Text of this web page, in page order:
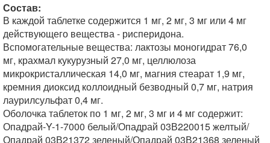
Состав:
В каждой таблетке содержится 1 мг, 2 мг, 3 мг или 4 мг
действующего вещества - рисперидона.
Вспомогательные вещества: лактозы моногидрат 76,0
мг, крахмал кукурузный 27,0 мг, целлюлоза
микрокристаллическая 14,0 мг, магния стеарат 1,9 мг,
кремния диоксид коллоидный безводный 0,7 мг, натрия
лаурилсульфат 0,4 мг.
Оболочка таблеток по 1 мг, 2 мг, 3 мг и 4 мг содержит:
Опадрай-Y-1-7000 белый/Опадрай 03В220015 желтый/
Опадрай 03В21372 зеленый/Опадрай 03В21368 зеленый